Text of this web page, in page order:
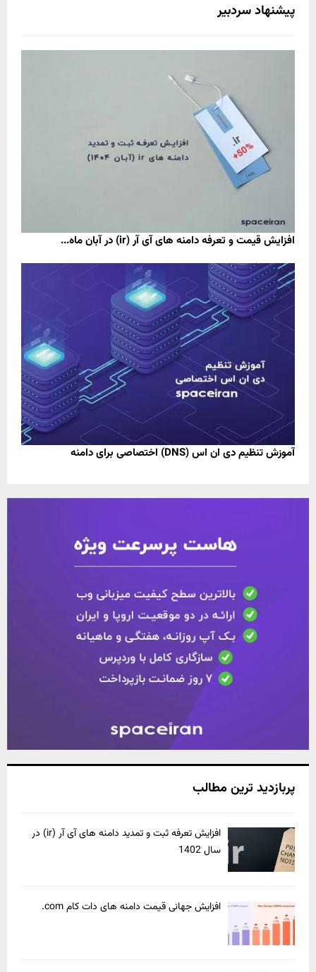
پیشنهاد سردبیر
افزایش قیمت و تعرفه دامنه های آی آر (ir) در آبان ماه...
آموزش تنظیم دی ان اس (DNS) اختصاصی برای دامنه
پربازدید ترین مطالب
افزایش تعرفه ثبت و تمدید دامنه های آی آر (ir) در
سال 1402
افزایش جهانی قیمت دامنه های دات کام com.